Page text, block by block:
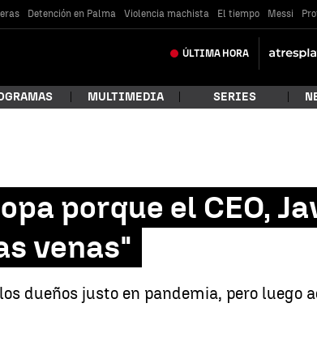
Detención en Palma Violencia machista El tiempo Messi
ÚLTIMA HORA
MULTIMEDIA SERIES
porque el CEO,
venas"
dueños justo en pandemia, pero luego